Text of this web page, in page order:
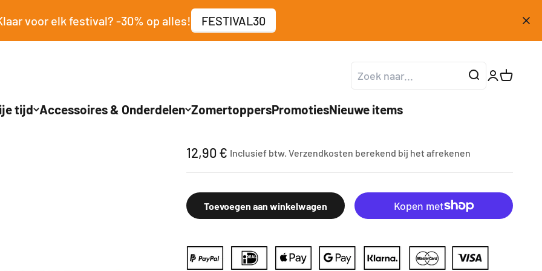
voor elk festival? -30% op alles! FESTIVAL30
tijd Accessoires & Onderdelen ZomertoppersPromotiesNieuwe items
Aanbiedingsprijs
12,90 € Inclusief btw. Verzendkosten berekend bij het afrekenen
Toevoegen aan winkelwagen